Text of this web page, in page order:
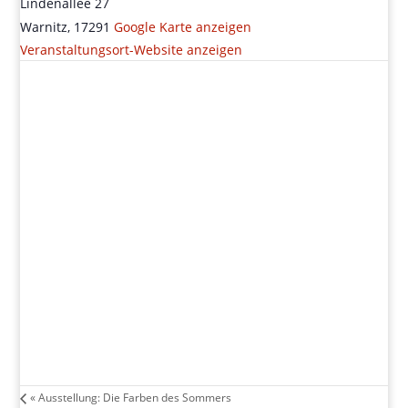
Warnitz, 17291 Google Karte anzeigen
Veranstaltungsort-Website anzeigen
«Ausstellung: Die Farben des Sommers